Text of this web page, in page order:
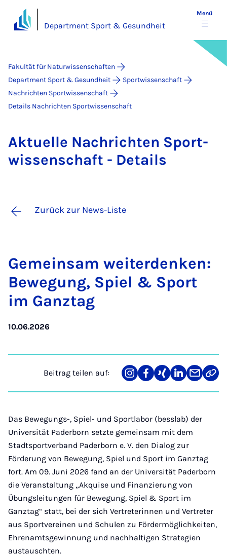
Department Sport & Gesundheit
Menü
Fakultät für Naturwissenschaften
Department Sport & Gesundheit
Sportwissenschaft
Nachrichten Sportwissenschaft
Details Nachrichten Sportwissenschaft
Ak­tu­el­le Nach­rich­ten Sport­
wis­sen­schaft - De­tails
Zurück zur News-Liste
Ge­mein­sam wei­ter­den­ken:
Be­we­gung, Spiel & Sport
im Ganz­tag
10.06.2026
Beitrag teilen auf:
Teilen
auf
Teilen
auf
Teilen
auf
Teilen
auf
Teilen
über
Mail
Link
Das Bewegungs-, Spiel- und Sportlabor (besslab) der
Universität Paderborn setzte gemeinsam mit dem
Stadtsportverband Paderborn e. V. den Dialog zur
Förderung von Bewegung, Spiel und Sport im Ganztag
fort. Am 09. Juni 2026 fand an der Universität Paderborn
die Veranstaltung „Akquise und Finanzierung von
Übungsleitungen für Bewegung, Spiel & Sport im
Ganztag“ statt, bei der sich Vertreterinnen und Vertreter
aus Sportvereinen und Schulen zu Fördermöglichkeiten,
Ehrenamtsgewinnung und nachhaltigen Strategien
austauschten.